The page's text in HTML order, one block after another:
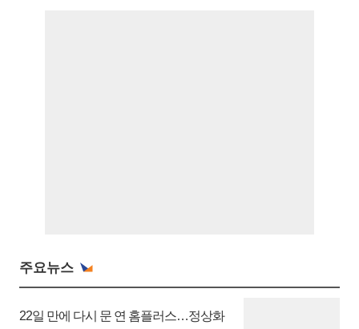
주요뉴스
22일 만에 다시 문 연 홈플러스…정상화